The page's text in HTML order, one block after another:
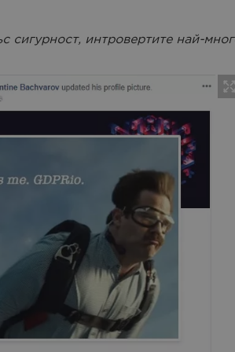
сигурност, интровертите най-